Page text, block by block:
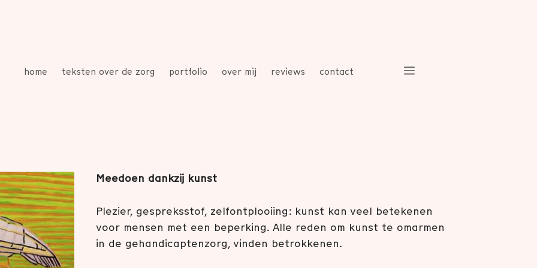
home teksten over de zorg portfolio over mij reviews contact
Meedoen dankzij kunst
Plezier, gespreksstof, zelfontplooiing: kunst kan veel betekenen
voor mensen met een beperking. Alle reden om kunst te omarmen
in de gehandicaptenzorg, vinden betrokkenen.